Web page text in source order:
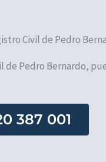
Civil de Pedro
Pedro Bernardo,
387 001